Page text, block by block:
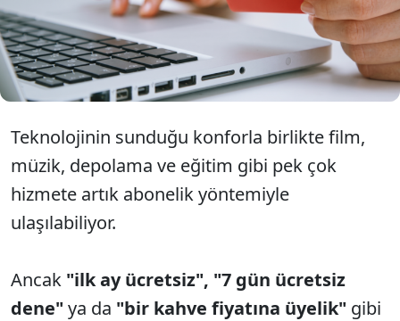
yüküne dönüşebildiğini belirterek, tüketicilerin
kredi kartı ekstrelerini düzenli kontrol etmesinin
önemine dikkati çekti.
Teknolojinin sunduğu konforla birlikte film,
müzik, depolama ve eğitim gibi pek çok
hizmete artık abonelik yöntemiyle
ulaşılabiliyor.
Ancak "ilk ay ücretsiz", "7 gün ücretsiz
dene" ya da "bir kahve fiyatına üyelik" gibi